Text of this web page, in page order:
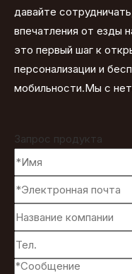
давайте
впечатления от езды
это первый шаг к
персонализации и
мобильности.Мы с
Запрос продукта